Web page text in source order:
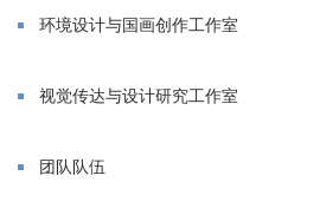
环境设计与国画创作工作室
视觉传达与设计研究工作室
团队队伍